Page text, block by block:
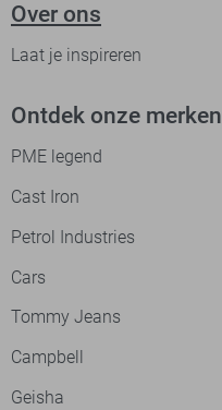
Over ons
Laat je inspireren
Ontdek onze merken
PME legend
Cast Iron
Petrol Industries
Cars
Tommy Jeans
Campbell
Geisha